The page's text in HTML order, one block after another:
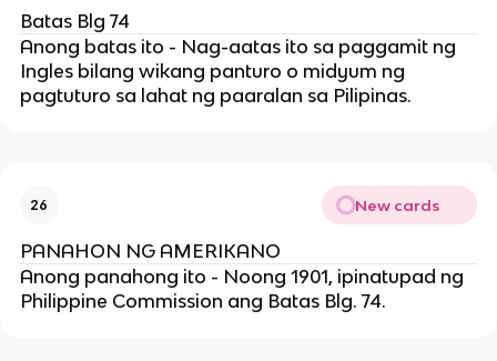
Batas Blg 74
Anong batas ito - Nag-aatas ito sa paggamit ng
Ingles bilang wikang panturo o midyum ng
pagtuturo sa lahat ng paaralan sa Pilipinas.
26 New cards
PANAHON NG AMERIKANO
Anong panahong ito - Noong 1901, ipinatupad ng
Philippine Commission ang Batas Blg. 74.